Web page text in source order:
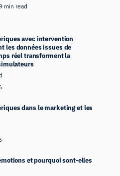
min read
avec intervention
les données issues de
réel transforment la
dans le marketing et les
et pourquoi sont-elles